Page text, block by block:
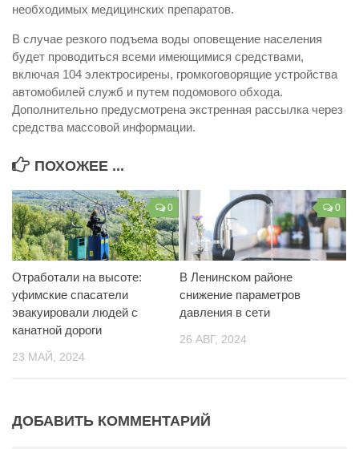
необходимых медицинских препаратов.
В случае резкого подъема воды оповещение населения
будет проводиться всеми имеющимися средствами,
включая 104 электросирены, громкоговорящие устройства
автомобилей служб и путем подомового обхода.
Дополнительно предусмотрена экстренная рассылка через
средства массовой информации.
ПОХОЖЕЕ ...
0
Отработали на высоте:
уфимские спасатели
эвакуировали людей с
канатной дороги
23 МАЙ, 2024
0
В Ленинском районе
снижение параметров
давления в сети
26 АВГ, 2024
ДОБАВИТЬ КОММЕНТАРИЙ